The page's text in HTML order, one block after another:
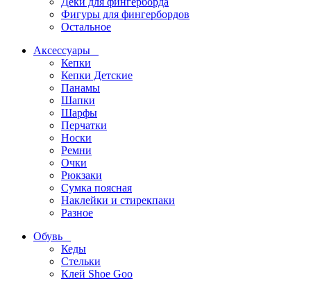
Фигуры для фингербордов
Остальное
Аксессуары
Кепки
Кепки Детские
Панамы
Шапки
Шарфы
Перчатки
Носки
Ремни
Очки
Рюкзаки
Сумка поясная
Наклейки и стирекпаки
Разное
Обувь
Кеды
Стельки
Клей Shoe Goo